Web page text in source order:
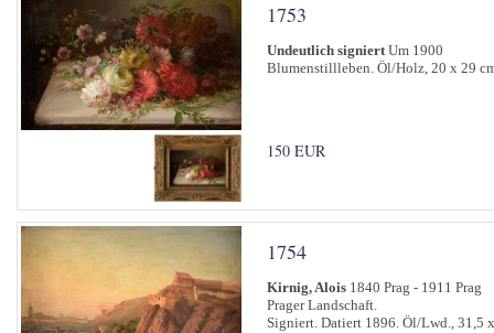
1753
Undeutlich signiertUm 1900
Blumenstillleben. Öl/Holz, 20 x 29
150 EUR
1754
Kirnig, Alois 1840 Prag - 1911 Prag
Prager Landschaft.
Signiert. Datiert 1896. Öl/Lwd., 31,5